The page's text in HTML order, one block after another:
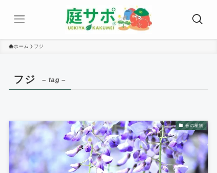
ホーム フジ
フジ – tag –
春の植物